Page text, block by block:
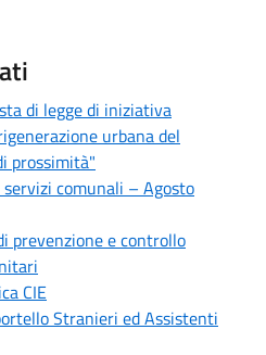
di legge di iniziativa
urbana del
prossimità"
comunali – Agosto
prevenzione e controllo
CIE
Stranieri ed Assistenti